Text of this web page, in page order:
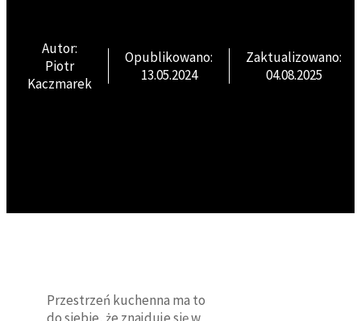
Autor:
Piotr
Kaczmarek
Opublikowano:
13.05.2024
Zaktualizowano:
04.08.2025
Przestrzeń kuchenna ma to
do siebie, że znajduje się w